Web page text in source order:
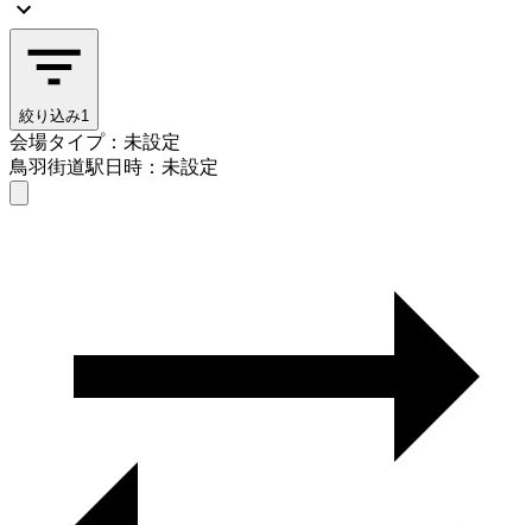
絞り込み1
会場タイプ：未設定
鳥羽街道駅日時：未設定